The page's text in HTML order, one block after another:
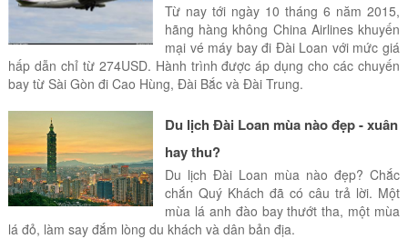
Từ nay tới ngày 10 tháng 6 năm 2015,
hãng hàng không China Airlines khuyến
mại vé máy bay đi Đài Loan với mức giá
hấp dẫn chỉ từ 274USD. Hành trình được áp dụng cho các chuyến
bay từ Sài Gòn đi Cao Hùng, Đài Bắc và Đài Trung.
Du lịch Đài Loan mùa nào đẹp - xuân
hay thu?
Du lịch Đài Loan mùa nào đẹp? Chắc
chắn Quý Khách đã có câu trả lời. Một
mùa lá anh đào bay thướt tha, một mùa
lá đỏ, làm say đắm lòng du khách và dân bản địa.